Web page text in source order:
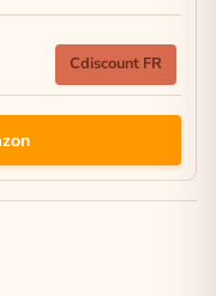
Cdiscount FR